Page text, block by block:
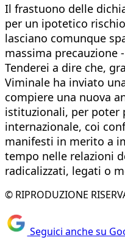
Il frastuono delle
per un ipotetico
lasciano comunque
massima precauzione
Tenderei a dire che,
Viminale ha inviato
compiere una nuova
istituzionali, per poter
internazionale, coi
manifesti in merito a
tempo nelle relazioni
radicalizzati, legati o
© RIPRODUZIONE
Seguici anche su